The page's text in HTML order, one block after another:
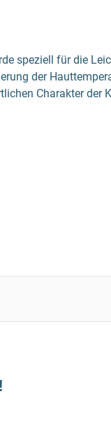
speziell für die
der
Charakter